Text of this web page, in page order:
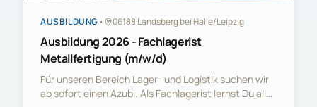
AUSBILDUNG• 06188 Landsberg bei Halle/Leipzig
Ausbildung 2026 - Fachlagerist
Metallfertigung (m/w/d)
Für unseren Bereich Lager- und Logistik suchen wir
ab sofort einen Azubi. Als Fachlagerist lernst Du alles